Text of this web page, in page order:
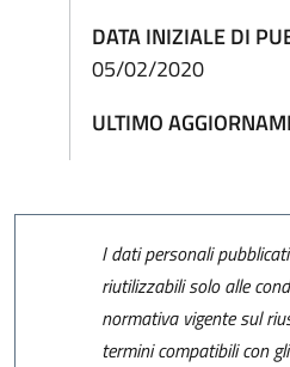
DATA INIZIALE DI
05/02/2020
ULTIMO
I dati personali
riutilizzabili solo alle
normativa vigente sul
termini compatibili con